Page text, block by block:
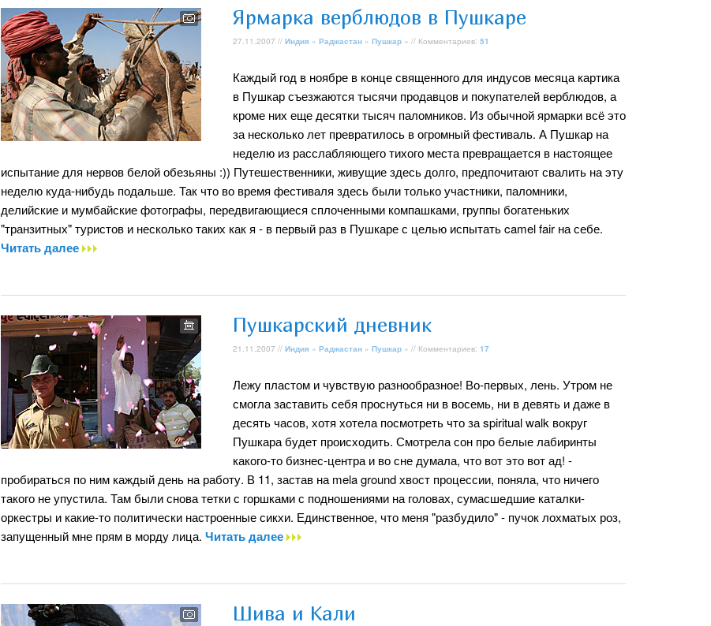
Ярмарка верблюдов в Пушкаре
27.11.2007 // Индия » Раджастан » Пушкар » // Комментариев: 51
Каждый год в ноябре в конце священного для индусов месяца картика
в Пушкар съезжаются тысячи продавцов и покупателей верблюдов, а
кроме них еще десятки тысяч паломников. Из обычной ярмарки всё это
за несколько лет превратилось в огромный фестиваль. А Пушкар на
неделю из расслабляющего тихого места превращается в настоящее
испытание для нервов белой обезьяны :)) Путешественники, живущие здесь долго, предпочитают свалить на эту
неделю куда-нибудь подальше. Так что во время фестиваля здесь были только участники, паломники,
делийские и мумбайские фотографы, передвигающиеся сплоченными компашками, группы богатеньких
"транзитных" туристов и несколько таких как я - в первый раз в Пушкаре с целью испытать camel fair на себе.
Читать далее
Пушкарский дневник
21.11.2007 // Индия » Раджастан » Пушкар » // Комментариев: 17
Лежу пластом и чувствую разнообразное! Во-первых, лень. Утром не
смогла заставить себя проснуться ни в восемь, ни в девять и даже в
десять часов, хотя хотела посмотреть что за spiritual walk вокруг
Пушкара будет происходить. Смотрела сон про белые лабиринты
какого-то бизнес-центра и во сне думала, что вот это вот ад! -
пробираться по ним каждый день на работу. В 11, застав на mela ground хвост процессии, поняла, что ничего
такого не упустила. Там были снова тетки с горшками с подношениями на головах, сумасшедшие каталки-
оркестры и какие-то политически настроенные сикхи. Единственное, что меня "разбудило" - пучок лохматых роз,
запущенный мне прям в морду лица. Читать далее
Шива и Кали